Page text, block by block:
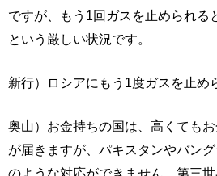
ですが、もう1回ガスを止められる
という厳しい状況です。
新行）ロシアにもう1度ガスを止め
奥山）お金持ちの国は、高くても
が届きますが、パキスタンやバン
のような対応ができません。第三